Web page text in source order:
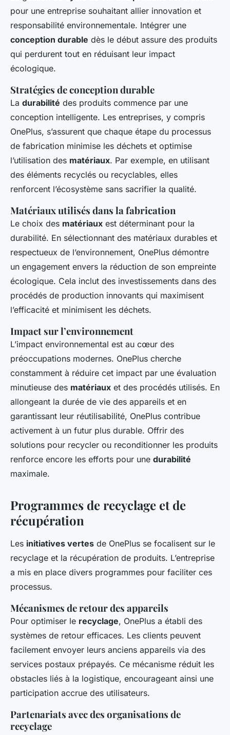
pour une entreprise souhaitant allier innovation et
responsabilité environnementale. Intégrer une
conception durable dès le début assure des produits
qui perdurent tout en réduisant leur impact
écologique.
Stratégies de conception durable
La durabilité des produits commence par une
conception intelligente. Les entreprises, y compris
OnePlus, s’assurent que chaque étape du processus
de fabrication minimise les déchets et optimise
l’utilisation des matériaux. Par exemple, en utilisant
des éléments recyclés ou recyclables, elles
renforcent l’écosystème sans sacrifier la qualité.
Matériaux utilisés dans la fabrication
Le choix des matériaux est déterminant pour la
durabilité. En sélectionnant des matériaux durables et
respectueux de l’environnement, OnePlus démontre
un engagement envers la réduction de son empreinte
écologique. Cela inclut des investissements dans des
procédés de production innovants qui maximisent
l’efficacité et minimisent les déchets.
Impact sur l’environnement
L’impact environnemental est au cœur des
préoccupations modernes. OnePlus cherche
constamment à réduire cet impact par une évaluation
minutieuse des matériaux et des procédés utilisés. En
allongeant la durée de vie des appareils et en
garantissant leur réutilisabilité, OnePlus contribue
activement à un futur plus durable. Offrir des
solutions pour recycler ou reconditionner les produits
renforce encore les efforts pour une durabilité
maximale.
Programmes de recyclage et de
récupération
Les initiatives vertes de OnePlus se focalisent sur le
recyclage et la récupération de produits. L’entreprise
a mis en place divers programmes pour faciliter ces
processus.
Mécanismes de retour des appareils
Pour optimiser le recyclage, OnePlus a établi des
systèmes de retour efficaces. Les clients peuvent
facilement envoyer leurs anciens appareils via des
services postaux prépayés. Ce mécanisme réduit les
obstacles liés à la logistique, encourageant ainsi une
participation accrue des utilisateurs.
Partenariats avec des organisations de
recyclage